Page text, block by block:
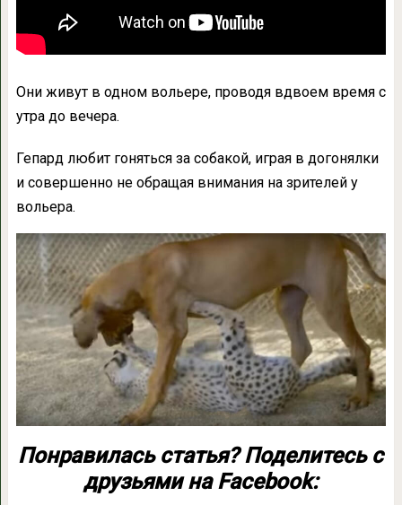
Они живут в одном вольере, проводя вдвоем время с
утра до вечера.
Гепард любит гоняться за собакой, играя в догонялки
и совершенно не обращая внимания на зрителей у
вольера.
Понравилась статья? Поделитесь с
друзьями на Facebook: